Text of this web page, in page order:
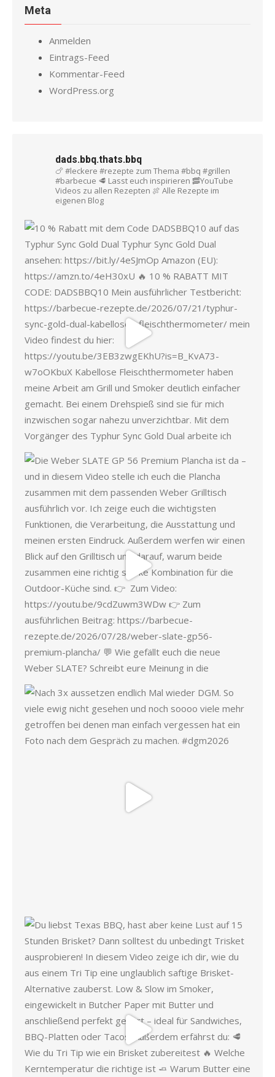
Meta
Anmelden
Eintrags-Feed
Kommentar-Feed
WordPress.org
dads.bbq.thats.bbq
🍗 #leckere #rezepte zum Thema #bbq #grillen
#barbecue 🥩 Lasst euch inspirieren 🥓YouTube
Videos zu allen Rezepten 🍖 Alle Rezepte im
eigenen Blog